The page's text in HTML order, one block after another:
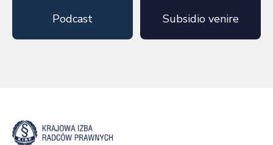
Podcast Subsidio venire